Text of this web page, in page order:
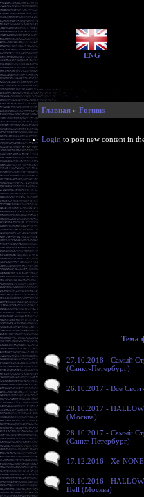
ENG
Главная » Forums
Login to post new content in
Тема
27.10.2018 - Самый
(Санкт-Петербург)
26.10.2017 - Все Свои
28.10.2017 -
(Москва)
28.10.2017 - Самый
(Санкт-Петербург)
17.12.2016 - Xe-
28.10.2016 -
Hell (Москва)